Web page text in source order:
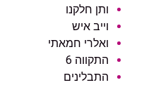
ותן חלקנו
וייב איש
ואלרי חמאתי
התקווה 6
התבלינים